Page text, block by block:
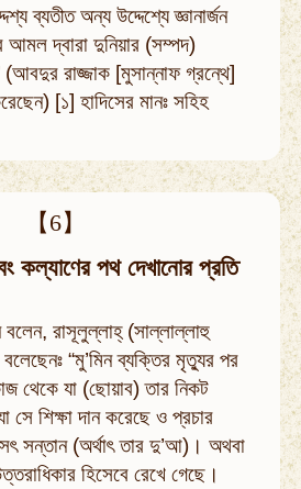
ব্যতীত অন্য উদ্দেশ্যে জ্ঞানার্জন
দ্বারা দুনিয়ার (সম্পদ)
রাজ্জাক [মুসান্নাফ গ্রন্থে]
[১] হাদিসের মানঃ সহিহ
【6】
কল্যাণের পথ দেখানোর প্রতি
বলেন, রাসূলুল্লাহ্ (সাল্লাল্লাহু
“মু’মিন ব্যক্তির মৃত্যুর পর
থেকে যা (ছোয়াব) তার নিকট
শিক্ষা দান করেছে ও প্রচার
সন্তান (অর্থাৎ তার দু’আ)। অথবা
হিসেবে রেখে গেছে।